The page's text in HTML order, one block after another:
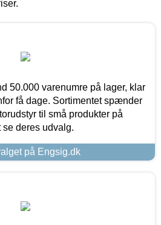
50.000 varenumre på lager, klar
få dage. Sortimentet spænder
til små produkter på
se deres udvalg.
på Engsig.dk